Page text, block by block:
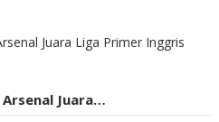
Juara…